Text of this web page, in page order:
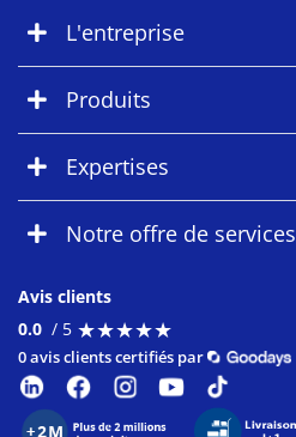
L'entreprise
Produits
Expertises
Notre offre de services
Avis clients
0.0 / 5 ★★★★★
★★★★★
0 avis clients certifiés par